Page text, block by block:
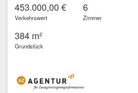
453.000,00 €
Verkehrswert
6
Zimmer
384 m²
Grundstück